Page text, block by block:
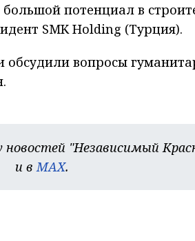
потенциал в
SMK Holding (Турция).
вопросы
"Независимый
и вMAX.